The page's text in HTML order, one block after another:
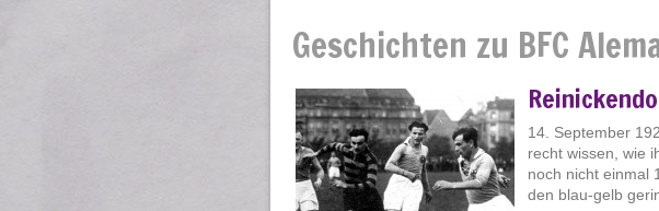
Geschichten zu BFC
14. September
recht wissen, wie
noch nicht einmal
den blau-gelb